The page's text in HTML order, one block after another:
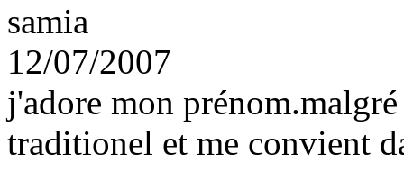
samia
12/07/2007
j'adore mon
traditionel et me convient